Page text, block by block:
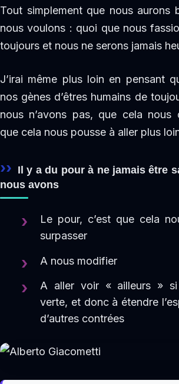
Tout simplement que nous aurons
nous voulons : quoi que nous
toujours et nous ne serons jamais
J’irai même plus loin en pensant
nos gènes d’êtres humains de
nous n’avons pas, que cela nous
que cela nous pousse à aller plus
Il y a du pour à ne jamais être
nous avons
Le pour, c’est que cela
surpasser
A nous modifier
A aller voir « ailleurs » si
verte, et donc à étendre
d’autres contrées